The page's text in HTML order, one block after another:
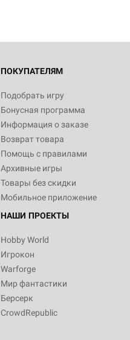
ПОКУПАТЕЛЯМ
Подобрать игру
Бонусная программа
Информация о заказе
Возврат товара
Помощь с правилами
Архивные игры
Товары без скидки
Мобильное приложение
НАШИ ПРОЕКТЫ
Hobby World
Игрокон
Warforge
Мир фантастики
Берсерк
CrowdRepublic